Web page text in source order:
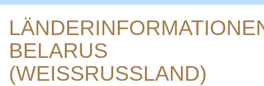
BELARUS
(WEISSRUSSLAND)